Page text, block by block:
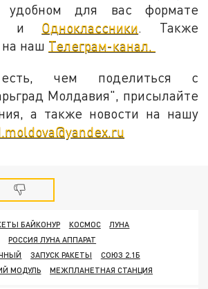
для вас формате
Одноклассники. Также
наш Телеграм-канал.
чем поделиться с
Молдавия", присылайте
а также новости на нашу
БАЙКОНУР КОСМОС
ЛУНА
РОССИЯ ЛУНА АППАРАТ
ЗАПУСК РАКЕТЫ
СОЮЗ 2.1Б
МОДУЛЬ
МЕЖПЛАНЕТНАЯ СТАНЦИЯ